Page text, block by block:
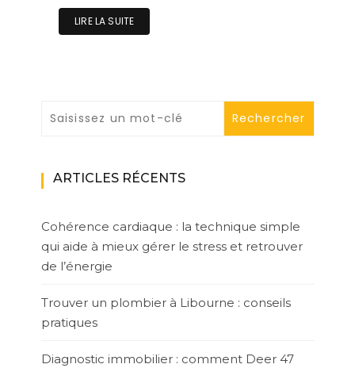
LIRE LA SUITE
ARTICLES RÉCENTS
Cohérence cardiaque : la technique simple
qui aide à mieux gérer le stress et retrouver
de l’énergie
Trouver un plombier à Libourne : conseils
pratiques
Diagnostic immobilier : comment Deer 47